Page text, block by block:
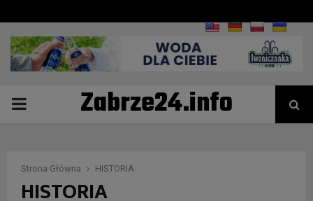
PRIMARYZabrze24.info
Strona Główna HISTORIA
HISTORIA